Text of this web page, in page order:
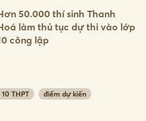
50.000 thí sinh Thanh
làm thủ tục dự thi vào lớp
công lập
THPT
điểm dự kiến